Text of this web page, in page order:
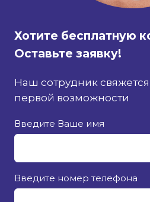
Хотите бесплатную
Оставьте заявку!
Наш сотрудник
первой возможности
Введите Ваше имя
Введите номер телефона